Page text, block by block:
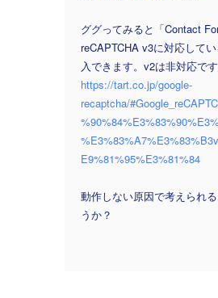
ググってみると「Contact
reCAPTCHA v3に対応して
入できます。v2は非対応で
https://tart.co.jp/google-
recaptcha/
E9%81%95%E3%81%84
動作しない原因で考えられ
うか？